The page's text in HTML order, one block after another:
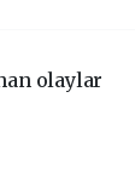
olaylar